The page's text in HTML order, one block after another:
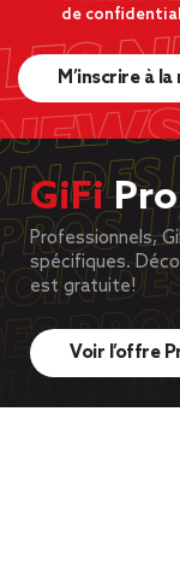
de
M’inscrire à
GiFiPro
Professionnels,
spécifiques.
est gratuite!
Voir l’offre